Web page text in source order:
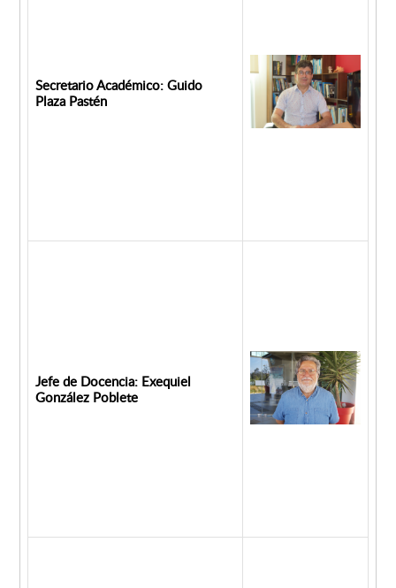
Secretario Académico: Guido
Plaza Pastén
Jefe de Docencia: Exequiel
González Poblete